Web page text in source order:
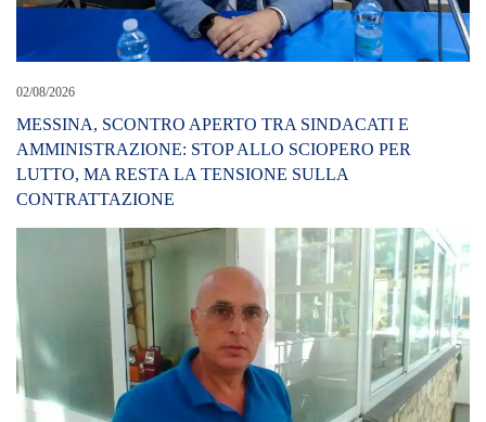
02/08/2026
MESSINA, SCONTRO APERTO TRA SINDACATI E
AMMINISTRAZIONE: STOP ALLO SCIOPERO PER
LUTTO, MA RESTA LA TENSIONE SULLA
CONTRATTAZIONE